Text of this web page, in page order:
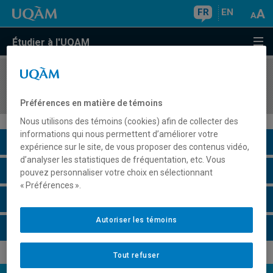
FR EN
Étudier à l'UQAM
COURS//
Description du cours
Horaire - Été 2026
Préférences en matière de témoins
Nous utilisons des témoins (cookies) afin de collecter des
informations qui nous permettent d’améliorer votre
expérience sur le site, de vous proposer des contenus vidéo,
d’analyser les statistiques de fréquentation, etc. Vous
pouvez personnaliser votre choix en sélectionnant
« Préférences ».
Tout refuser
Autoriser les témoins